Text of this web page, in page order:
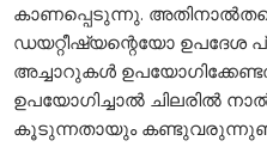
കാണപ്പെടുന്നു.
ഡയറ്റീഷ്യന്റെയോ ഉപദേശ
അച്ചാറുകൾ
ഉപയോഗിച്ചാൽ ചിലരിൽ
കൂടുന്നതായും